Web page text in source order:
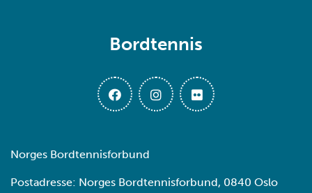
Bordtennis
Norges Bordtennisforbund
Postadresse: Norges Bordtennisforbund, 0840 Oslo